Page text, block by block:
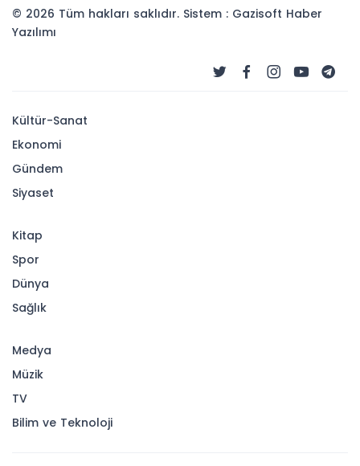
© 2026 Tüm hakları saklıdır. Sistem : Gazisoft Haber
Yazılımı
Kültür-Sanat
Ekonomi
Gündem
Siyaset
Kitap
Spor
Dünya
Sağlık
Medya
Müzik
TV
Bilim ve Teknoloji